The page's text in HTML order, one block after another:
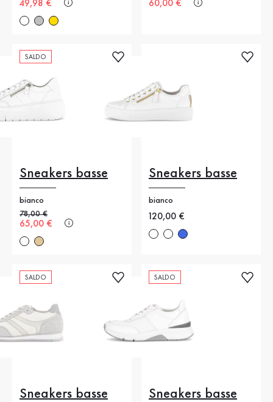
Nuovo prezzo
49,98 € Nuovo prezzo
60,00 €
SALDO
Sneakers basse
bianco
Prezzo precedente
78,00 €
Nuovo prezzo
65,00 €
Sneakers basse
bianco
Nuovo prezzo
120,00 €
SALDO
Sneakers basse
SALDO
Sneakers basse